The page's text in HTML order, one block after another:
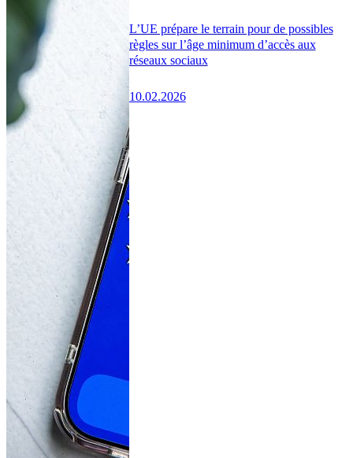
L’UE prépare le terrain pour de possibles
règles sur l’âge minimum d’accès aux
réseaux sociaux
10.02.2026